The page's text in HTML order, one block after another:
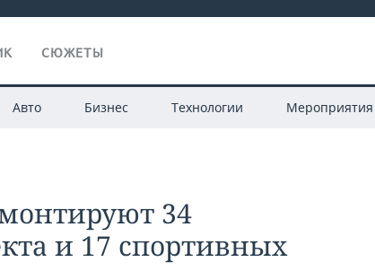
СЮЖЕТЫ
Авто Бизнес Технологии Мероприятия
34
и 17 спортивных